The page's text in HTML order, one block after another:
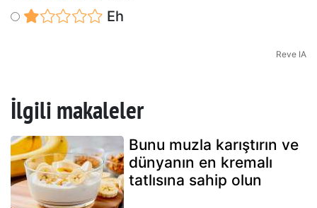
Eh
Reve IA
İlgili makaleler
Bunu muzla karıştırın ve
dünyanın en kremalı
tatlısına sahip olun